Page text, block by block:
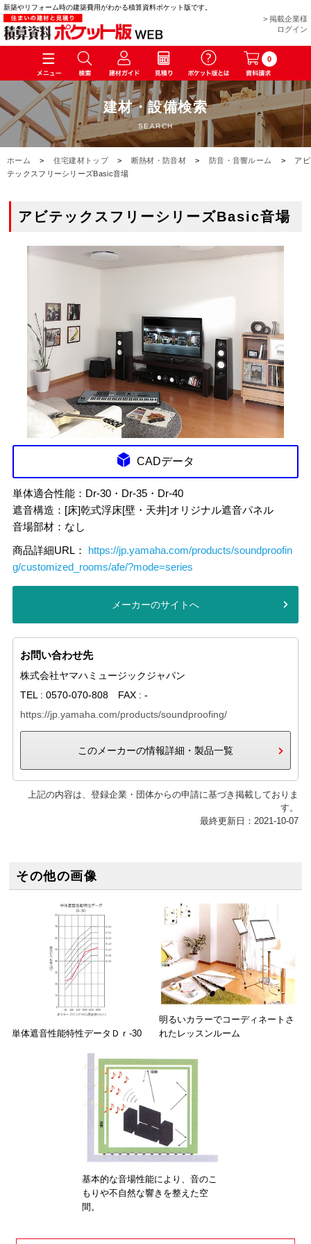
新築やリフォーム時の建築費用がわかる積算資料ポケット版です。
> 掲載企業様
ログイン
0
建材・設備検索
SEARCH
ホーム > 住宅建材トップ > 断熱材・防音材 > 防音・音響ルーム >
アビ
テックスフリーシリーズBasic音場
アビテックスフリーシリーズBasic音場
CADデータ
単体適合性能：Dr-30・Dr-35・Dr-40
遮音構造：[床]乾式浮床[壁・天井]オリジナル遮音パネル
音場部材：なし
商品詳細URL： https://jp.yamaha.com/products/soundproofin
g/customized_rooms/afe/?mode=series
メーカーのサイトへ
お問い合わせ先
株式会社ヤマハミュージックジャパン
TEL : 0570-070-808 FAX : -
https://jp.yamaha.com/products/soundproofing/
このメーカーの情報詳細・製品一覧
上記の内容は、登録企業・団体からの申請に基づき掲載しておりま
す。
最終更新日：2021-10-07
その他の画像
単体遮音性能特性データＤｒ-30
明るいカラーでコーディネートさ
れたレッスンルーム
基本的な音場性能により、音のこ
もりや不自然な響きを整えた空
間。